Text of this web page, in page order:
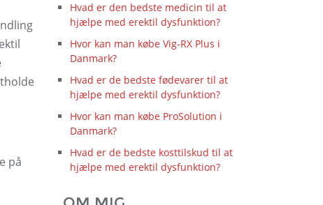
på
Hvad er den bedste medicin til at
hjælpe med erektil dysfunktion?
Hvor kan man købe Vig-RX Plus i
Danmark?
Hvad er de bedste fødevarer til at
hjælpe med erektil dysfunktion?
Hvor kan man købe ProSolution i
Danmark?
Hvad er de bedste kosttilskud til at
hjælpe med erektil dysfunktion?